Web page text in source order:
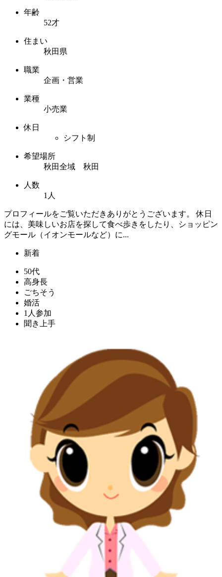
年齢
52才
住まい
秋田県
職業
企画・営業
業種
小売業
休日
シフト制
希望場所
秋田全域 秋田
人数
1人
プロフィールをご覧いただきありがとうございます。 休日
には、美味しいお店を探して食べ歩きをしたり、ショッピン
グモール（イオンモールなど）に...
新着
50代
高身長
ごちそう
婚活
1人参加
聞き上手